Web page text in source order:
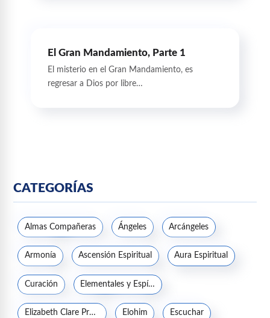
El Gran Mandamiento, Parte 1
El misterio en el Gran Mandamiento, es
regresar a Dios por libre…
CATEGORÍAS
Almas Compañeras Ángeles Arcángeles
Armonía Ascensión Espiritual Aura Espiritual
Curación Elementales y Espíritus de la naturaleza
Elizabeth Clare Prophet Elohim Escuchar